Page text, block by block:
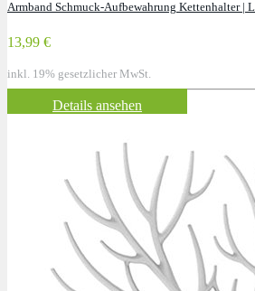
Armband Schmuck-Aufbewahrung Kettenhalter |
13,99 €
inkl. 19% gesetzlicher MwSt.
Details ansehen